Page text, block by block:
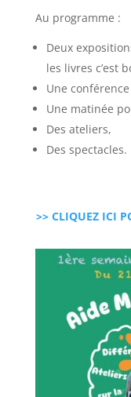
Au programme :
Deux
les livres c’est
Une
Une matinée
Des ateliers,
Des spectacles.
>> CLIQUEZ ICI